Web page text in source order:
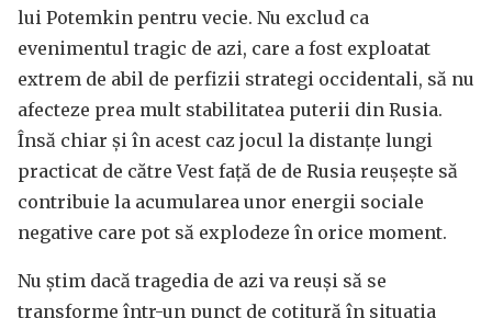
lui Potemkin pentru vecie. Nu exclud ca
evenimentul tragic de azi, care a fost exploatat
extrem de abil de perfizii strategi occidentali, să nu
afecteze prea mult stabilitatea puterii din Rusia.
Însă chiar și în acest caz jocul la distanțe lungi
practicat de către Vest față de de Rusia reușește să
contribuie la acumularea unor energii sociale
negative care pot să explodeze în orice moment.
Nu știm dacă tragedia de azi va reuși să se
transforme într-un punct de cotitură în situația